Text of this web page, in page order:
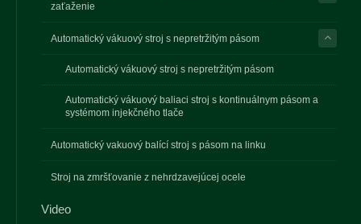
zaťaženie
Automatický vákuový stroj s nepretržitým pásom
Automatický vákuový stroj s nepretržitým pásom
Automatický vákuový baliaci stroj s kontinuálnym pásom a
systémom injekčného tlače
Automatický vakuový balící stroj s pásom na linku
Stroj na zmršťovanie z nehrdzavejúcej ocele
Video